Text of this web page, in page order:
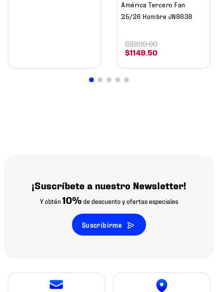
América Tercero Fan
25/26 Hombre JN8638
$1149.50
$2299.00
¡Suscríbete a nuestro Newsletter!
Y obtén10% de descuento y ofertas especiales
Suscribirme